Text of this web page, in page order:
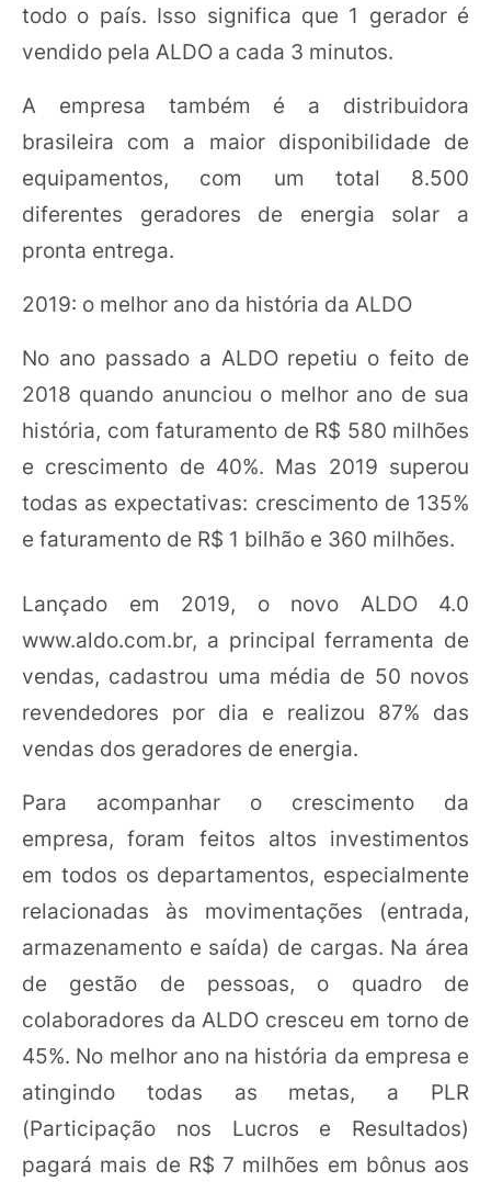
todo o país. Isso significa que 1 gerador é
vendido pela ALDO a cada 3 minutos.
A empresa também é a distribuidora
brasileira com a maior disponibilidade de
equipamentos, com um total 8.500
diferentes geradores de energia solar a
pronta entrega.
2019: o melhor ano da história da ALDO
No ano passado a ALDO repetiu o feito de
2018 quando anunciou o melhor ano de sua
história, com faturamento de R$ 580 milhões
e crescimento de 40%. Mas 2019 superou
todas as expectativas: crescimento de 135%
e faturamento de R$ 1 bilhão e 360 milhões.
Lançado em 2019, o novo ALDO 4.0
www.aldo.com.br, a principal ferramenta de
vendas, cadastrou uma média de 50 novos
revendedores por dia e realizou 87% das
vendas dos geradores de energia.
Para acompanhar o crescimento da
empresa, foram feitos altos investimentos
em todos os departamentos, especialmente
relacionadas às movimentações (entrada,
armazenamento e saída) de cargas. Na área
de gestão de pessoas, o quadro de
colaboradores da ALDO cresceu em torno de
45%. No melhor ano na história da empresa e
atingindo todas as metas, a PLR
(Participação nos Lucros e Resultados)
pagará mais de R$ 7 milhões em bônus aos